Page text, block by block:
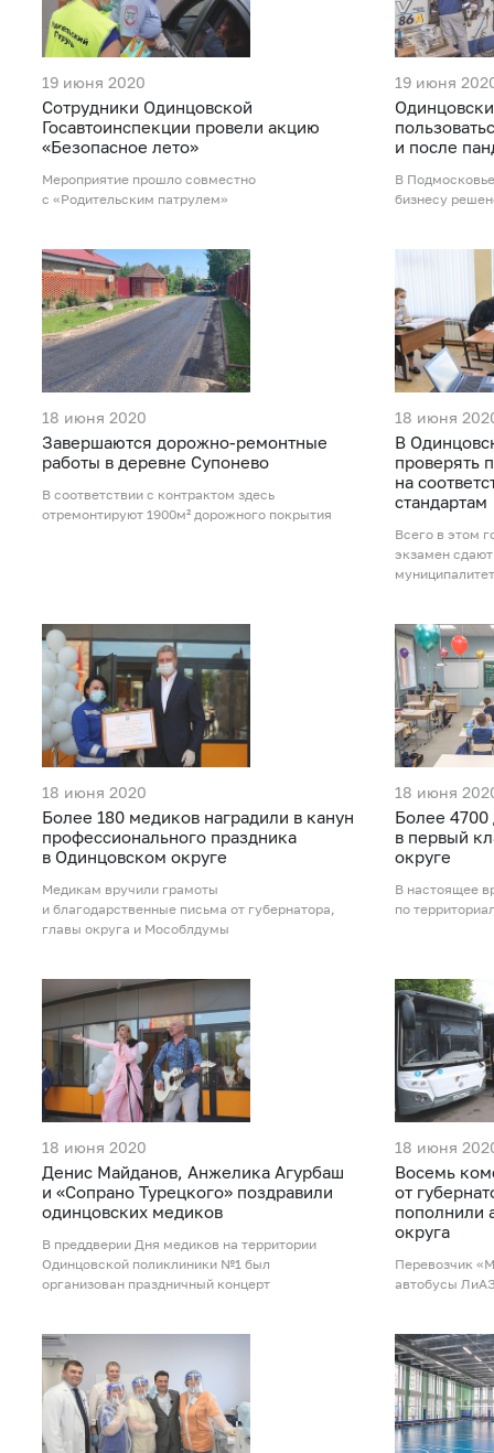
19 июня 2020
Сотрудники Одинцовской
Госавтоинспекции провели акцию
«Безопасное лето»
Мероприятие прошло совместно
с «Родительским патрулем»
19 июня
и после
В
бизнесу
18 июня 2020
Завершаются дорожно-ремонтные
работы в деревне Супонево
В соответствии с контрактом здесь
отремонтируют 1900м² дорожного покрытия
18 июня
В
проверять
на
стандартам
Всего в этом
экзамен
18 июня 2020
Более 180 медиков наградили в канун
профессионального праздника
в Одинцовском округе
Медикам вручили грамоты
и благодарственные письма от губернатора,
главы округа и Мособлдумы
18 июня
Более 4700
в первый
округе
В настоящее
по
18 июня 2020
Денис Майданов, Анжелика Агурбаш
и «Сопрано Турецкого» поздравили
одинцовских медиков
В преддверии Дня медиков на территории
Одинцовской поликлиники №1 был
организован праздничный концерт
18 июня
Восемь
от
пополнили
округа
Перевозчик
автобусы